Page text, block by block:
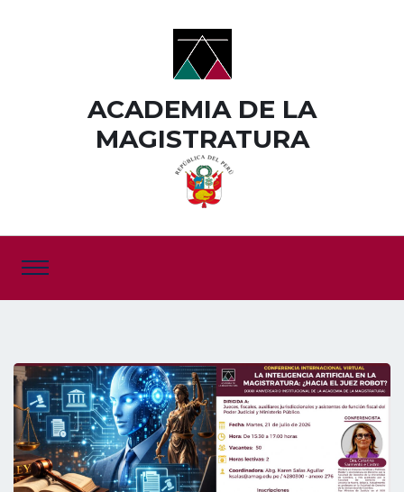
ACADEMIA DE LA
MAGISTRATURA